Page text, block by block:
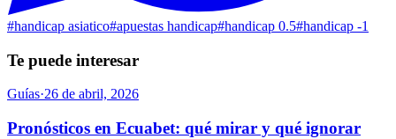
#handicap asiatico#apuestas handicap#handicap 0.5#handicap -1
Te puede interesar
Guías·26 de abril, 2026
Pronósticos en Ecuabet: qué mirar y qué ignorar